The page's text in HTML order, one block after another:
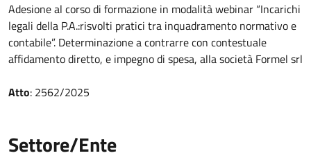
Adesione al corso di formazione in modalità webinar “Incarichi
legali della P.A.:risvolti pratici tra inquadramento normativo e
contabile”. Determinazione a contrarre con contestuale
affidamento diretto, e impegno di spesa, alla società Formel srl
Atto: 2562/2025
Settore/Ente